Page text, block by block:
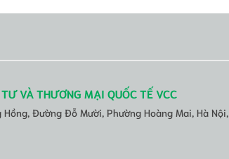
VÀ THƯƠNG MẠI QUỐC TẾ VCC
Đường Đỗ Mười, Phường Hoàng Mai, Hà Nội,